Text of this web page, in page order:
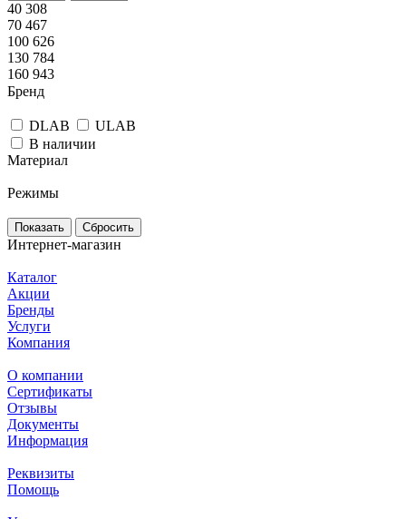
40 308
70 467
100 626
130 784
160 943
Бренд
DLAB
ULAB
В наличии
Материал
Режимы
Сбросить
Интернет-магазин
Каталог
Акции
Бренды
Услуги
Компания
О компании
Сертификаты
Отзывы
Документы
Информация
Реквизиты
Помощь